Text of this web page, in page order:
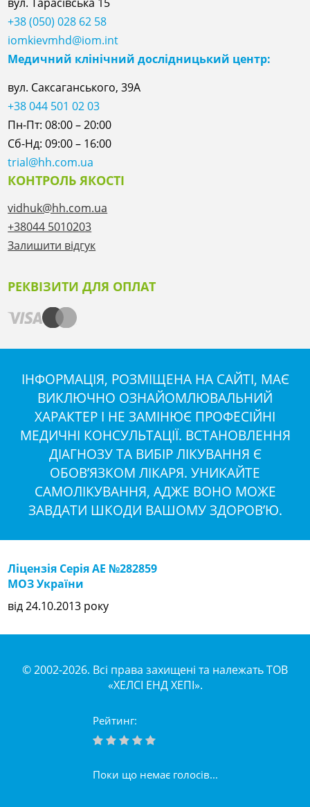
+38 (050) 028 62 58
iomkievmhd@iom.int
Медичний клінічний дослідницький центр:
вул. Саксаганського, 39А
+38 044 501 02 03
Пн-Пт: 08:00 – 20:00
Сб-Нд: 09:00 – 16:00
trial@hh.com.ua
КОНТРОЛЬ ЯКОСТІ
vidhuk@hh.com.ua
+38044 5010203
Залишити відгук
РЕКВІЗИТИ ДЛЯ ОПЛАТ
ІНФОРМАЦІЯ, РОЗМІЩЕНА НА САЙТІ, МАЄ
ВИКЛЮЧНО ОЗНАЙОМЛЮВАЛЬНИЙ
ХАРАКТЕР І НЕ ЗАМІНЮЄ ПРОФЕСІЙНІ
МЕДИЧНІ КОНСУЛЬТАЦІЇ. ВСТАНОВЛЕННЯ
ДІАГНОЗУ ТА ВИБІР ЛІКУВАННЯ Є
ОБОВ’ЯЗКОМ ЛІКАРЯ. УНИКАЙТЕ
САМОЛІКУВАННЯ, АДЖЕ ВОНО МОЖЕ
ЗАВДАТИ ШКОДИ ВАШОМУ ЗДОРОВ’Ю.
Ліцензія Серія АЕ №282859
МОЗ України
від 24.10.2013 року
© 2002-2026. Всі права захищені та належать ТОВ
«ХЕЛСІ ЕНД ХЕПІ».
Рейтинг:
Поки що немає голосів...